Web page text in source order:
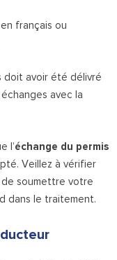
français ou
doit avoir été délivré
avec la
l’échange du permis
Veillez à vérifier
soumettre votre
dans le traitement.